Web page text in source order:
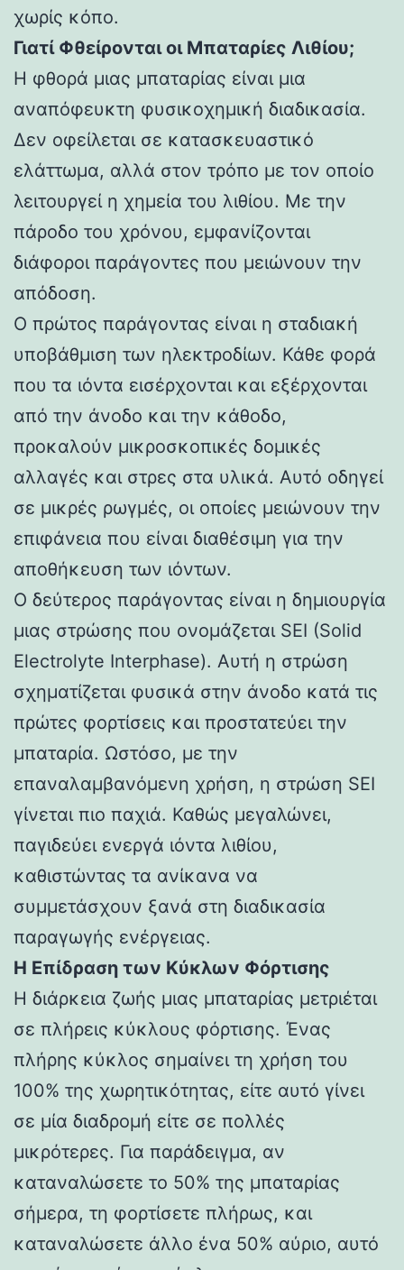
χωρίς κόπο.
Γιατί Φθείρονται οι Μπαταρίες Λιθίου;
Η φθορά μιας μπαταρίας είναι μια
αναπόφευκτη φυσικοχημική διαδικασία.
Δεν οφείλεται σε κατασκευαστικό
ελάττωμα, αλλά στον τρόπο με τον οποίο
λειτουργεί η χημεία του λιθίου. Με την
πάροδο του χρόνου, εμφανίζονται
διάφοροι παράγοντες που μειώνουν την
απόδοση.
Ο πρώτος παράγοντας είναι η σταδιακή
υποβάθμιση των ηλεκτροδίων. Κάθε φορά
που τα ιόντα εισέρχονται και εξέρχονται
από την άνοδο και την κάθοδο,
προκαλούν μικροσκοπικές δομικές
αλλαγές και στρες στα υλικά. Αυτό οδηγεί
σε μικρές ρωγμές, οι οποίες μειώνουν την
επιφάνεια που είναι διαθέσιμη για την
αποθήκευση των ιόντων.
Ο δεύτερος παράγοντας είναι η δημιουργία
μιας στρώσης που ονομάζεται SEI (Solid
Electrolyte Interphase). Αυτή η στρώση
σχηματίζεται φυσικά στην άνοδο κατά τις
πρώτες φορτίσεις και προστατεύει την
μπαταρία. Ωστόσο, με την
επαναλαμβανόμενη χρήση, η στρώση SEI
γίνεται πιο παχιά. Καθώς μεγαλώνει,
παγιδεύει ενεργά ιόντα λιθίου,
καθιστώντας τα ανίκανα να
συμμετάσχουν ξανά στη διαδικασία
παραγωγής ενέργειας.
Η Επίδραση των Κύκλων Φόρτισης
Η διάρκεια ζωής μιας μπαταρίας μετριέται
σε πλήρεις κύκλους φόρτισης. Ένας
πλήρης κύκλος σημαίνει τη χρήση του
100% της χωρητικότητας, είτε αυτό γίνει
σε μία διαδρομή είτε σε πολλές
μικρότερες. Για παράδειγμα, αν
καταναλώσετε το 50% της μπαταρίας
σήμερα, τη φορτίσετε πλήρως, και
καταναλώσετε άλλο ένα 50% αύριο, αυτό